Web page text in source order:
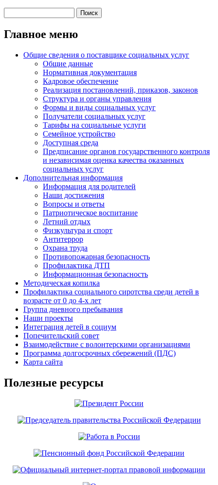
Главное меню
Общие сведения о поставщике социальных услуг
Общие данные
Нормативная документация
Кадровое обеспечение
Реализация постановлений, приказов, законов
Структура и органы управления
Формы и виды социальных услуг
Получатели социальных услуг
Тарифы на социальные услуги
Семейное устройство
Доступная среда
Предписание органов государственного контроля
и независимая оценка качества оказанных
социальных услуг
Дополнительная информация
Информация для родителей
Наши достижения
Вопросы и ответы
Патриотическое воспитание
Летний отдых
Физкультура и спорт
Антитеррор
Охрана труда
Противопожарная безопасность
Профилактика ДТП
Информационная безопасность
Методическая копилка
Профилактика социального сиротства среди детей в
возрасте от 0 до 4-х лет
Группа дневного пребывания
Наши проекты
Интеграция детей в социум
Попечительский совет
Взаимодействие с волонтерскими организациями
Программа долгосрочных сбережений (ПДС)
Карта сайта
Полезные ресурсы